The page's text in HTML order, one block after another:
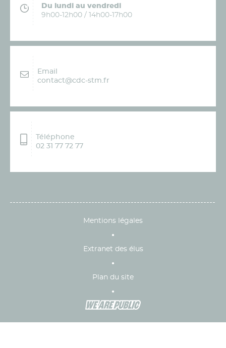
Du lundi au vendredi
9h00-12h00 / 14h00-17h00
Email
contact@cdc-stm.fr
Téléphone
02 31 77 72 77
Mentions légales
Extranet des élus
Plan du site